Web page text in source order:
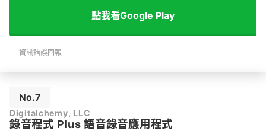
點我看Google Play
資訊錯誤回報
No.7
Digitalchemy, LLC
錄音程式 Plus 語音錄音應用程式